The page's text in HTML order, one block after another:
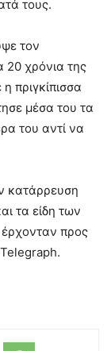
τους.
τον
20 χρόνια της
πριγκίπισσα
μέσα του τα
του αντί να
κατάρρευση
τα είδη των
προς